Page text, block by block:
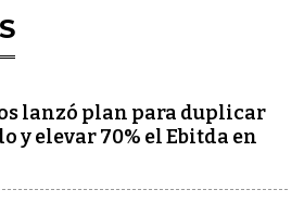
lanzó plan para duplicar
y elevar 70% el Ebitda en